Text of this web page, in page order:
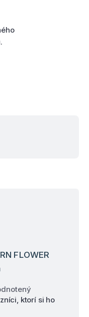
FLOWER
ktorí si ho